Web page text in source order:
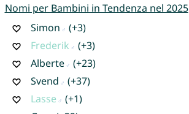
Nomi per Bambini in Tendenza nel 2025
Simon
(+3)
Frederik
(+3)
Alberte
(+23)
Svend
(+37)
Lasse
(+1)